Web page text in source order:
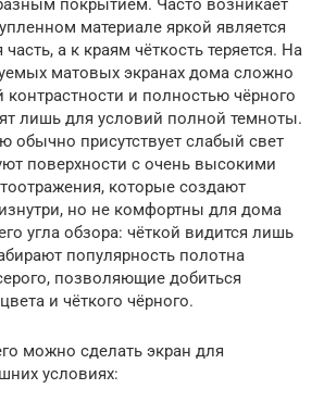
материале яркой является
а к краям чёткость теряется. На
матовых экранах дома сложно
и полностью чёрного
лишь для условий полной темноты.
обычно присутствует слабый свет
поверхности с очень высокими
которые создают
но не комфортны для дома
угла обзора: чёткой видится лишь
популярность полотна
позволяющие добиться
и чёткого чёрного.
можно сделать экран для
условиях: